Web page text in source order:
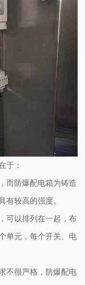
于：
而防爆配电箱为铸造
有较高的强度。
可以排列在一起，布
单元，每个开关、电
不很严格，防爆配电